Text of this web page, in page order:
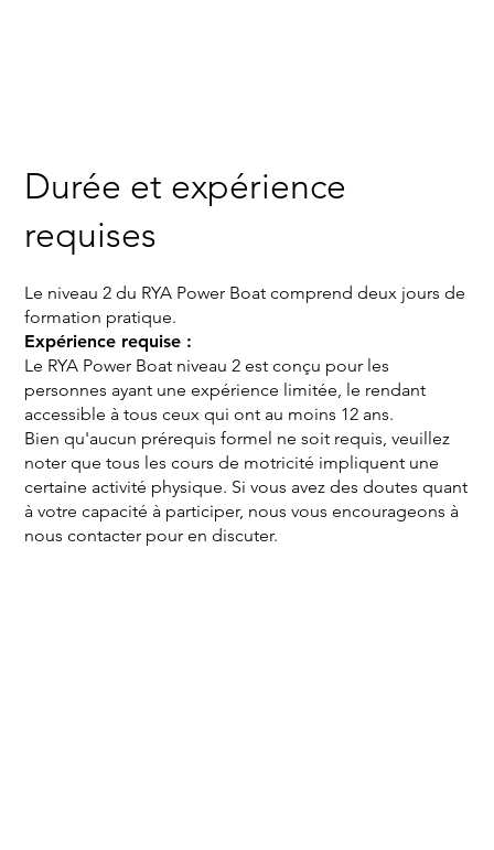
Durée et expérience
requises
Le niveau 2 du RYA Power Boat comprend deux jours de
formation pratique.
Expérience requise :
Le RYA Power Boat niveau 2 est conçu pour les
personnes ayant une expérience limitée, le rendant
accessible à tous ceux qui ont au moins 12 ans.
Bien qu'aucun prérequis formel ne soit requis, veuillez
noter que tous les cours de motricité impliquent une
certaine activité physique. Si vous avez des doutes quant
à votre capacité à participer, nous vous encourageons à
nous contacter pour en discuter.